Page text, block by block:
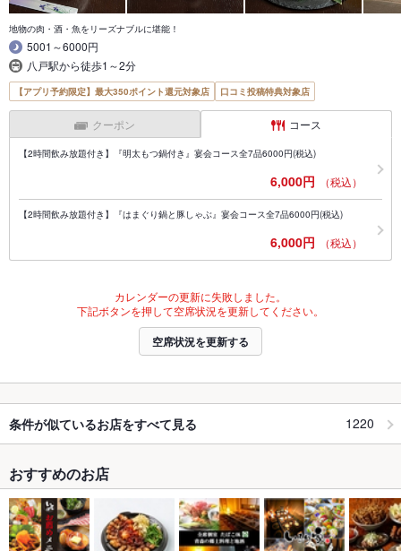
地物の肉・酒・魚をリーズナブルに堪能！
5001～6000円
八戸駅から徒歩1～2分
【アプリ予約限定】最大350ポイント還元対象店 口コミ投稿特典対象店
クーポン コース
【2時間飲み放題付き】『明太もつ鍋付き』宴会コース全7品6000円(税込)
6,000円 （税込）
【2時間飲み放題付き】『はまぐり鍋と豚しゃぶ』宴会コース全7品6000円(税込)
6,000円 （税込）
カレンダーの更新に失敗しました。
下記ボタンを押して空席状況を更新してください。
空席状況を更新する
条件が似ているお店をすべて見る 1220
おすすめのお店